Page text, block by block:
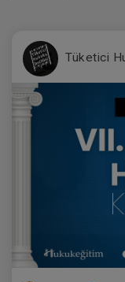
Tüketici